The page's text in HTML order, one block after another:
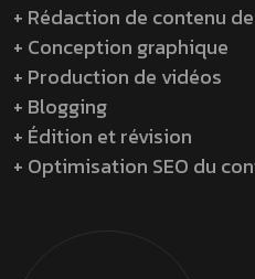
+ Rédaction de contenu
+ Conception graphique
+ Production de vidéos
+ Blogging
+ Édition et révision
+ Optimisation SEO du